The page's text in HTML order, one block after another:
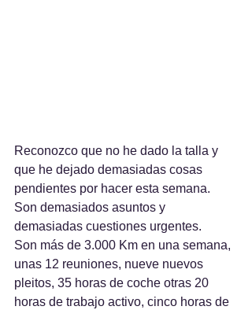
Reconozco que no he dado la talla y
que he dejado demasiadas cosas
pendientes por hacer esta semana.
Son demasiados asuntos y
demasiadas cuestiones urgentes.
Son más de 3.000 Km en una semana,
unas 12 reuniones, nueve nuevos
pleitos, 35 horas de coche otras 20
horas de trabajo activo, cinco horas de